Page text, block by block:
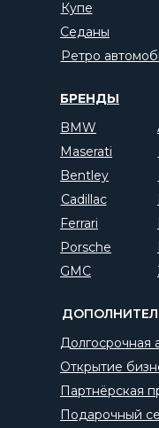
БРЕНДЫ
Купе
BMW
Bentley
Cadillac
Porsche
Ferrari
Maserati
Седаны
Партнёрская
Подарочный
Открытие
Долгосрочная
Ретро
GMC